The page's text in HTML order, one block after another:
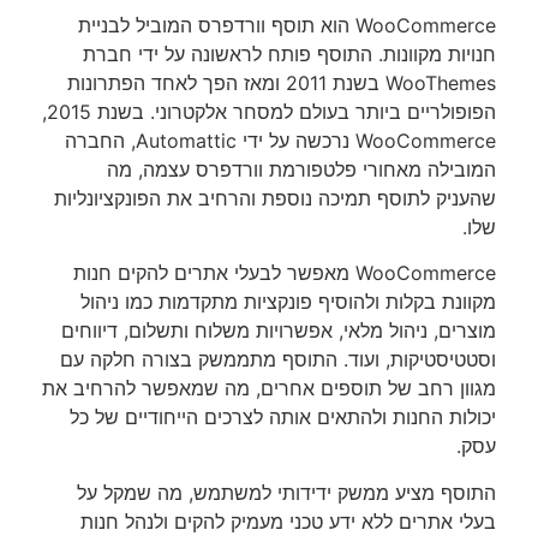
WooCommerce הוא תוסף וורדפרס המוביל לבניית
חנויות מקוונות. התוסף פותח לראשונה על ידי חברת
WooThemes בשנת 2011 ומאז הפך לאחד הפתרונות
הפופולריים ביותר בעולם למסחר אלקטרוני. בשנת 2015,
WooCommerce נרכשה על ידי Automattic, החברה
המובילה מאחורי פלטפורמת וורדפרס עצמה, מה
שהעניק לתוסף תמיכה נוספת והרחיב את הפונקציונליות
שלו.
WooCommerce מאפשר לבעלי אתרים להקים חנות
מקוונת בקלות ולהוסיף פונקציות מתקדמות כמו ניהול
מוצרים, ניהול מלאי, אפשרויות משלוח ותשלום, דיווחים
וסטטיסטיקות, ועוד. התוסף מתממשק בצורה חלקה עם
מגוון רחב של תוספים אחרים, מה שמאפשר להרחיב את
יכולות החנות ולהתאים אותה לצרכים הייחודיים של כל
עסק.
התוסף מציע ממשק ידידותי למשתמש, מה שמקל על
בעלי אתרים ללא ידע טכני מעמיק להקים ולנהל חנות